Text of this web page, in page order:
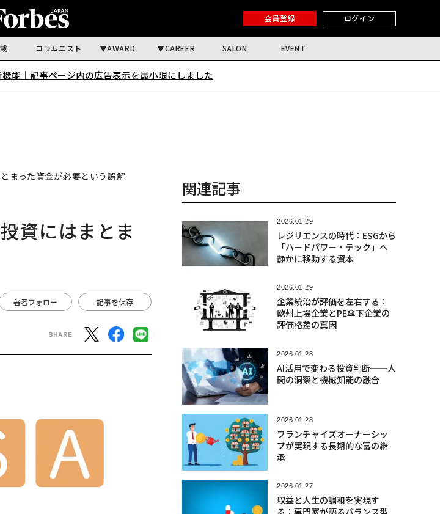
会員登録 ログイン
コラムニスト AWARD CAREER SALON EVENT
能｜ 記事ページ内の広告表示を最小限にしました
まった資金が必要という誤解
資にはまとま
著者フォロー 記事を保存
関連記事
2026.01.29
レジリエンスの時代：ESGから
「ハードパワー・テック」へ
静かに移動する資本
2026.01.29
企業統治が評価を左右する：
欧州上場企業とPE傘下企業の
評価格差の真因
2026.01.28
AI活用で変わる投資判断──人
間の洞察と機械知能の融合
2026.01.28
フランチャイズオーナーシッ
プが実現する長期的な富の継
承
2026.01.27
収益と人生の調和を実現す